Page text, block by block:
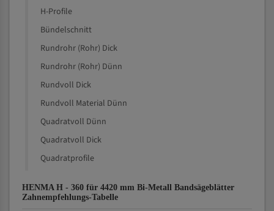
H-Profile
Bündelschnitt
Rundrohr (Rohr) Dick
Rundrohr (Rohr) Dünn
Rundvoll Dick
Rundvoll Material Dünn
Quadratvoll Dünn
Quadratvoll Dick
Quadratprofile
HENMA H - 360 für 4420 mm Bi-Metall Bandsägeblätter
Zahnempfehlungs-Tabelle